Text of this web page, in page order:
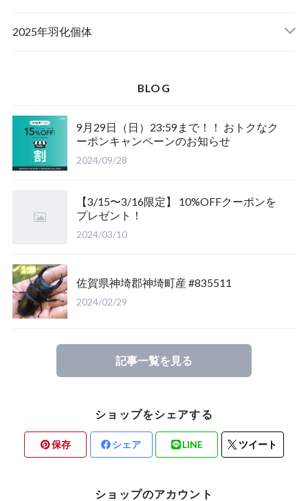
佐賀県神埼郡神埼町
福島県南会津郡産
茨城県小美玉市産
三重県いなべ市産
長崎県対馬市産
佐賀県神崎郡産
新潟県東蒲原郡阿賀町産
山形県西置賜郡小國町産
山梨県韮崎市産
香川県綾歌郡産綾上町産
福島県南会津郡産
福島県大沼郡産
長崎県対馬市産
山梨県甲斐市産
北海道檜山郡厚沢部町産
青森県十和田市産
新潟県東蒲原郡阿賀町
山梨県甲府市産
山梨県韮崎市穂坂町産
山梨県北杜市明野町産
三重県桑名市
滋賀県大津市産
京都府宇治市産
2025年羽化個体
茨城県稲敷郡産
山梨県韮崎市穂坂町産
京都府宇治市産
岡山県岡山市産
香川県丸亀市綾歌町産
熊本県合志市産
山梨県北杜市明野町産
BLOG
9月29日（日）23:59まで！！ おトクなク
ーポンキャンペーンのお知らせ
2024/09/28
【3/15〜3/16限定】 10%OFFクーポンを
プレゼント！
2024/03/10
佐賀県神埼郡神埼町産 #835511
2024/02/29
記事一覧を見る
ショップをシェアする
保存 シェア LINE ツイート
ショップのアカウント